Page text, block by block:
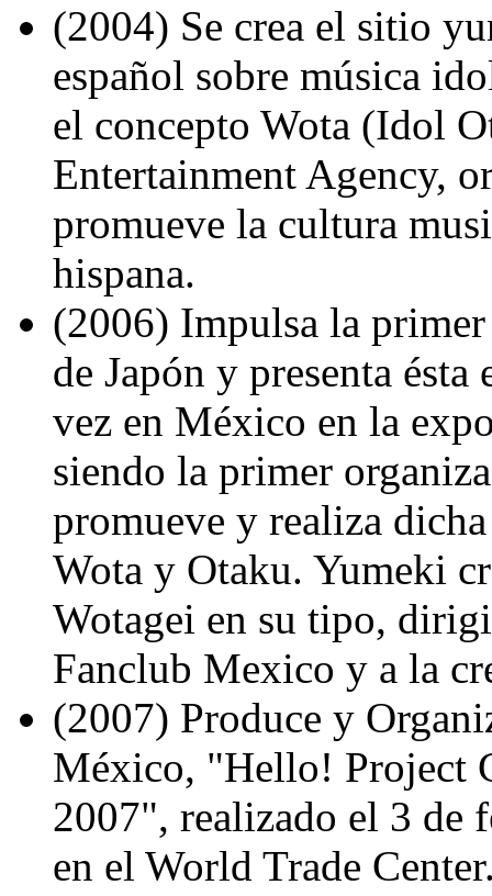
(2004) Se crea el sitio
español sobre música
el concepto Wota (Idol
Entertainment Agency,
promueve la cultura
hispana.
(2006) Impulsa la
de Japón y presenta
vez en México en la
siendo la primer
promueve y realiza
Wota y Otaku. Yumeki
Wotagei en su tipo,
Fanclub Mexico y a la
(2007) Produce y
México, "Hello! Project
2007", realizado el 3 de
en el World Trade